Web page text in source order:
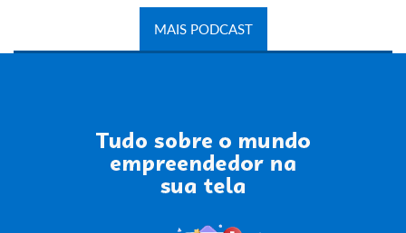
MAIS PODCAST